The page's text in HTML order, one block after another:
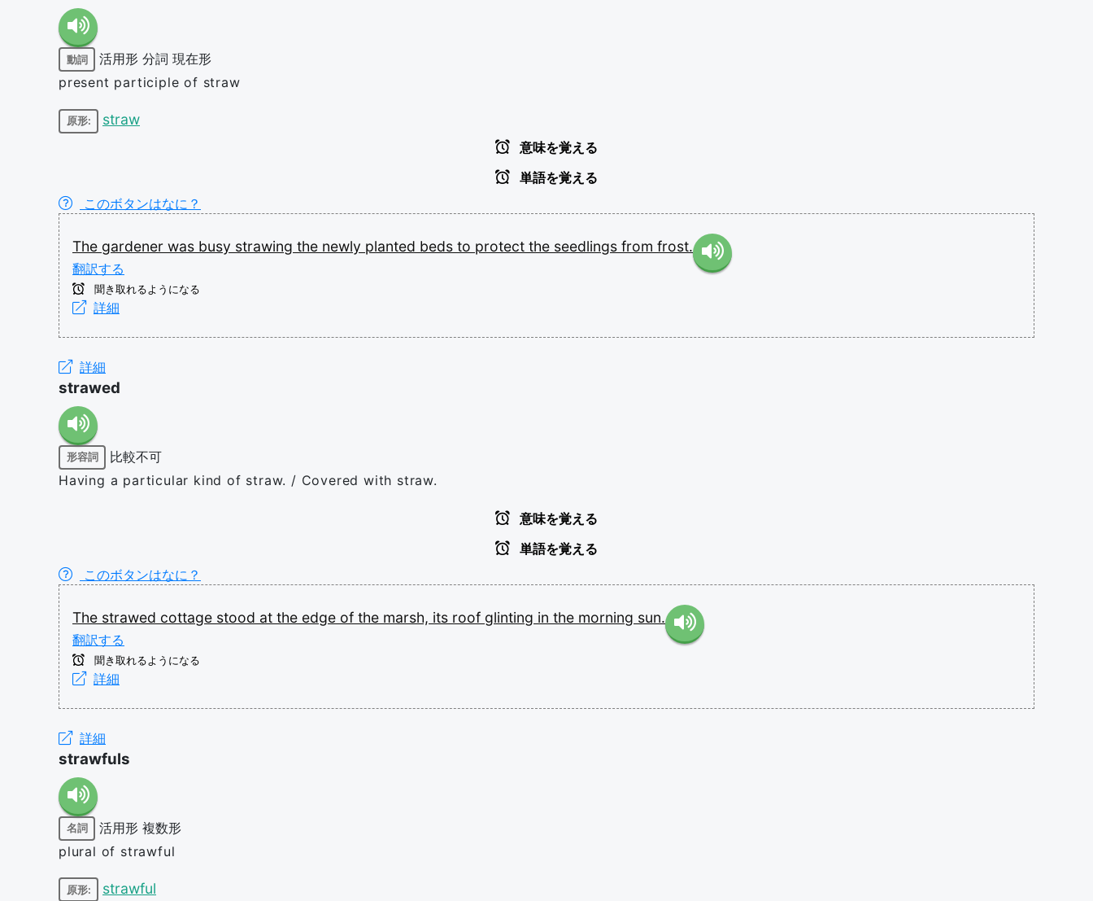
動詞 活用形 分詞 現在形
present participle of straw
原形: straw
意味を覚える
単語を覚える
このボタンはなに？
The gardener was busy strawing the newly planted beds to protect the seedlings from frost.
翻訳する
聞き取れるようになる
詳細
詳細
strawed
形容詞
比較不可
Having a particular kind of straw. / Covered with straw.
意味を覚える
単語を覚える
このボタンはなに？
The strawed cottage stood at the edge of the marsh, its roof glinting in the morning sun.
翻訳する
聞き取れるようになる
詳細
詳細
strawfuls
名詞 活用形 複数形
plural of strawful
原形: strawful